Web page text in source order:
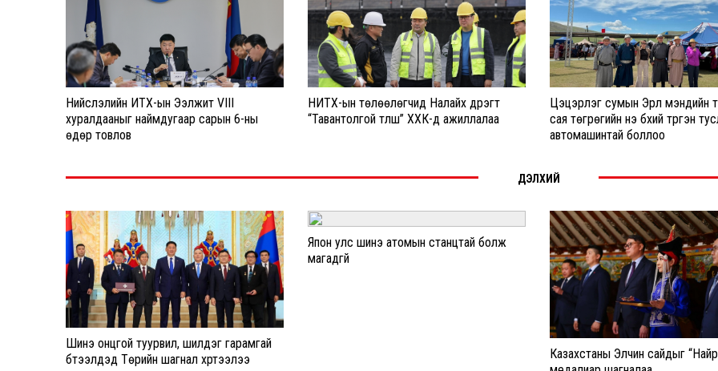
Нийслэлийн ИТХ-ын Ээлжит VIII
хуралдааныг наймдугаар сарын 6-ны
өдөр товлов
НИТХ-ын төлөөлөгчид Налайх дүүрэгт
“Тавантолгой түлш” ХХК-д ажиллалаа
Цэцэрлэг сумын Эрүүл мэндийн
сая төгрөгийн үнэ бүхий түргэн
автомашинтай боллоо
ДЭЛХИЙ
Шинэ онцгой туурвил, шилдэг гарамгай
бүтээлүүдэд Төрийн шагнал хүртээлээ
Япон улс шинэ атомын станцтай болж
магадгүй
Казахстаны Элчин сайдыг